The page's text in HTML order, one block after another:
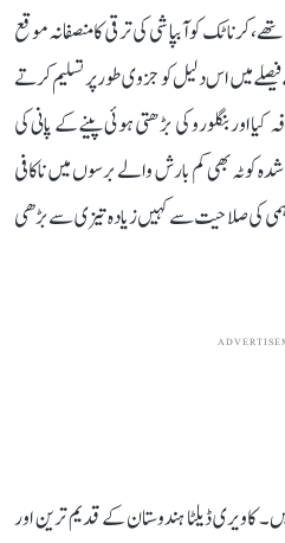
کرناٹک کو آبپاشی کی ترقی کا منصفانہ موقع
سپریم کورٹ نے 2018 کے فیصلے میں اس دلیل کو جزوی طور پر تسلیم کرتے
اور بنگلورو کی بڑھتی ہوئی پینے کے پانی کی
کوٹہ بھی کم بارش والے برسوں میں ناکافی
کی صلاحیت سے کہیں زیادہ تیزی سے بڑھی
کاویری ڈیلٹا ہندوستان کے قدیم ترین اور